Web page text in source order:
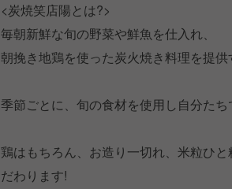
<炭焼笑店陽とは?>
毎朝新鮮な旬の野菜や鮮魚を仕入れ、
朝挽き地鶏を使った炭火焼き料理を提
季節ごとに、旬の食材を使用し自分たち
鶏はもちろん、お造り一切れ、米粒ひ
だわります!